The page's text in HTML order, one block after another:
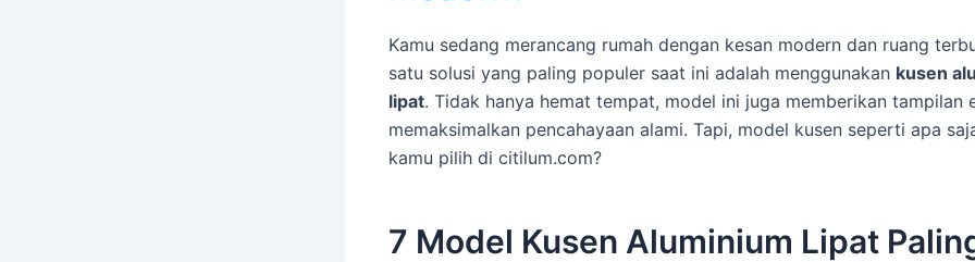
Kamu sedang merancang rumah dengan kesan modern dan ruang
satu solusi yang paling populer saat ini adalah menggunakan kusen
lipat. Tidak hanya hemat tempat, model ini juga memberikan tampilan
memaksimalkan pencahayaan alami. Tapi, model kusen seperti apa
kamu pilih di citilum.com?
7 Model Kusen Aluminium Lipat